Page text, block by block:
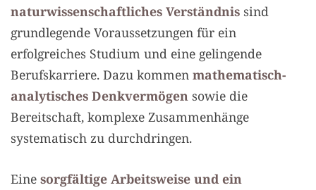
naturwissenschaftliches Verständnis sind
grundlegende Voraussetzungen für ein
erfolgreiches Studium und eine gelingende
Berufskarriere. Dazu kommen mathematisch-
analytisches Denkvermögen sowie die
Bereitschaft, komplexe Zusammenhänge
systematisch zu durchdringen.
Eine sorgfältige Arbeitsweise und ein